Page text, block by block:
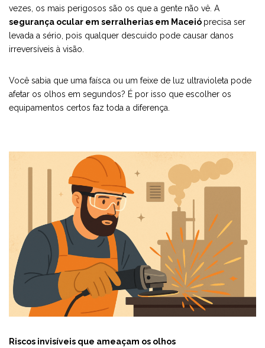
vezes, os mais perigosos são os que a gente não vê. A
segurança ocular em serralherias em Maceió precisa ser
levada a sério, pois qualquer descuido pode causar danos
irreversíveis à visão.
Você sabia que uma faísca ou um feixe de luz ultravioleta pode
afetar os olhos em segundos? É por isso que escolher os
equipamentos certos faz toda a diferença.
Riscos invisíveis que ameaçam os olhos